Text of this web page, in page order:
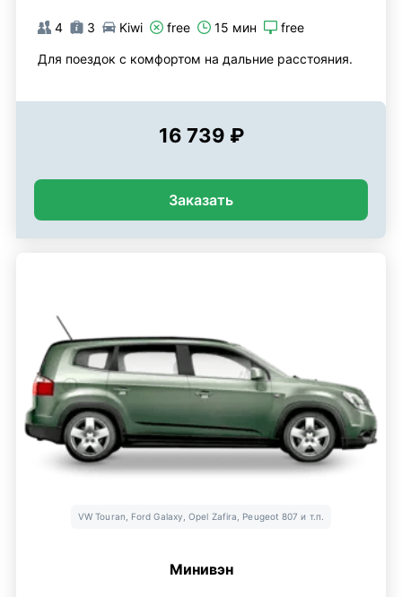
4 3 Kiwi free 15 мин free
Для поездок с комфортом на дальние расстояния.
16 739 ₽
Заказать
VW Touran, Ford Galaxy, Opel Zafira, Peugeot 807 и т.п.
Минивэн